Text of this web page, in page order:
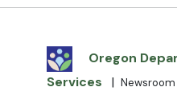
Oregon
Services
| Newsroom